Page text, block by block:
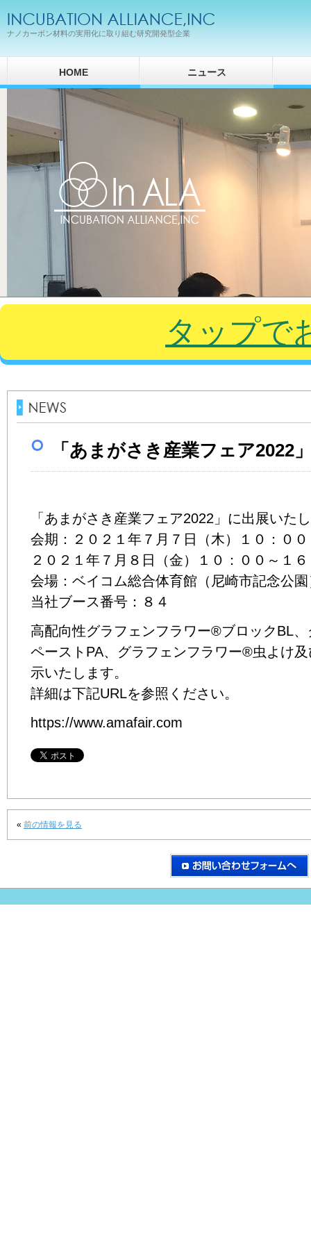
ナノカーボン材料の実用化に取り組む研究開発型企業
HOME ニュース
タップで
「あまがさき産業フェア2022
「あまがさき産業フェア2022」に出展いた
会期：２０２１年７月７日（木）１０：０
２０２１年７月８日（金）１０：００～１
会場：ベイコム総合体育館（尼崎市記念公園
当社ブース番号：８４
高配向性グラフェンフラワー®ブロックBL
ペーストPA、グラフェンフラワー®虫よけ
示いたします。
詳細は下記URLを参照ください。
https://www.amafair.com
« 前の情報を見る